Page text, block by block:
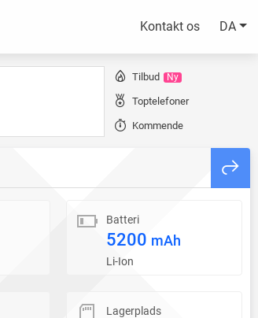
Kontakt os DA
Tilbud Ny
Toptelefoner
Kommende
Batteri
5200 mAh
Li-Ion
Lagerplads